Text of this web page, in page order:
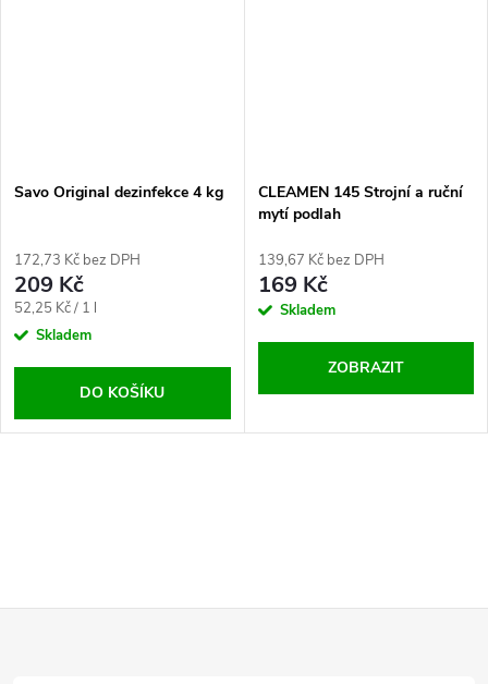
Savo Original dezinfekce 4 kg
172,73 Kč bez DPH
209 Kč
Měrná
cena:
52,25 Kč / 1 l
Skladem
DO KOŠÍKU
CLEAMEN 145 Strojní a ruční
mytí podlah
139,67 Kč bez DPH
169 Kč
Skladem
ZOBRAZIT